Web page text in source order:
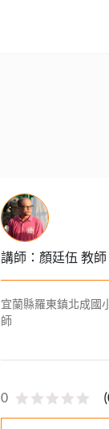
講師：顏廷伍 教師
宜蘭縣羅東鎮北成國
師
0 (